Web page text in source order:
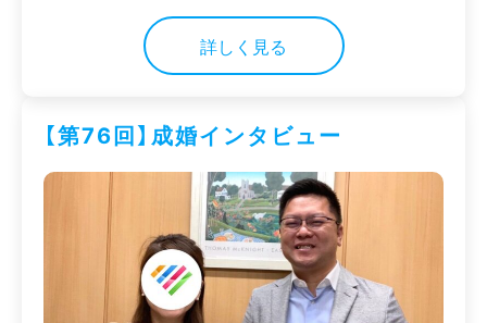
詳しく見る
【第76回】成婚インタビュー